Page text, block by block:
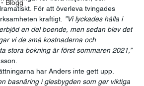
Blogg
För att överleva tvingades
kraftigt.
”Vi lyckades hålla i
en del boende, men sedan blev det
vi de små kostnaderna och
stora bokning är först sommaren 2021,”
har Anders inte gett upp.
basnäring i glesbygden som ger viktiga